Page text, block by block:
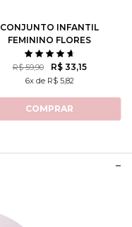
CONJUNTO INFANTIL
FEMININO FLORES
ROTATIVAS
R$ 59,90 R$ 33,15
6x de R$ 5,82
COMPRAR